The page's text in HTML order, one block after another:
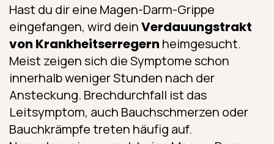
Hast du dir eine Magen-Darm-Grippe
eingefangen, wird deinVerdauungstrakt
von Krankheitserregern heimgesucht.
Meist zeigen sich die Symptome schon
innerhalb weniger Stunden nach der
Ansteckung. Brechdurchfall ist das
Leitsymptom, auch Bauchschmerzen oder
Bauchkrämpfe treten häufig auf.